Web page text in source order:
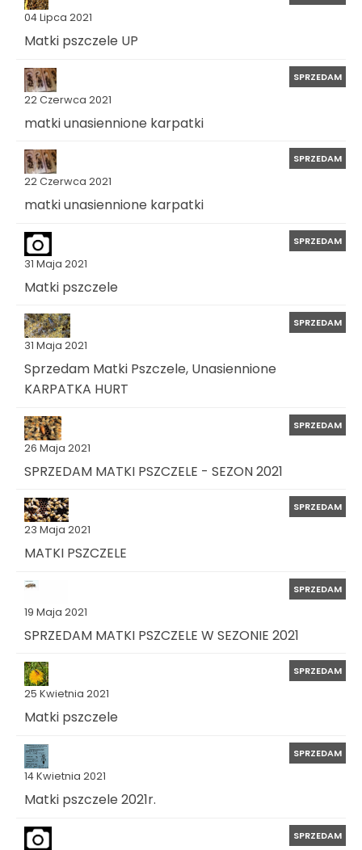
04 Lipca 2021
Matki pszczele UP
22 Czerwca 2021
SPRZEDAM
matki unasiennione karpatki
22 Czerwca 2021
SPRZEDAM
matki unasiennione karpatki
31 Maja 2021
SPRZEDAM
Matki pszczele
31 Maja 2021
SPRZEDAM
Sprzedam Matki Pszczele, Unasiennione
KARPATKA HURT
26 Maja 2021
SPRZEDAM
SPRZEDAM MATKI PSZCZELE - SEZON 2021
23 Maja 2021
SPRZEDAM
MATKI PSZCZELE
19 Maja 2021
SPRZEDAM
SPRZEDAM MATKI PSZCZELE W SEZONIE 2021
25 Kwietnia 2021
SPRZEDAM
Matki pszczele
14 Kwietnia 2021
SPRZEDAM
Matki pszczele 2021r.
SPRZEDAM